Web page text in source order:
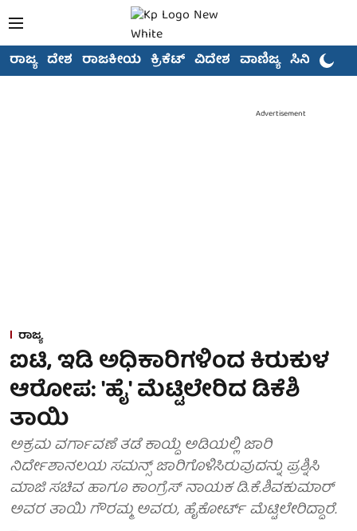
ರಾಜ್ಯ ದೇಶ ರಾಜಕೀಯ ಕ್ರಿಕೆಟ್ ವಿದೇಶ ವಾಣಿಜ್ಯ ಸಿನಿಮಾ
Advertisement
ರಾಜ್ಯ
ಐಟಿ, ಇಡಿ ಅಧಿಕಾರಿಗಳಿಂದ ಕಿರುಕುಳ
ಆರೋಪ: 'ಹೈ' ಮೆಟ್ಟಿಲೇರಿದ ಡಿಕೆಶಿ
ತಾಯಿ
ಅಕ್ರಮ ವರ್ಗಾವಣೆ ತಡೆ ಕಾಯ್ದೆ ಅಡಿಯಲ್ಲಿ ಜಾರಿ
ನಿರ್ದೇಶಾನಲಯ ಸಮನ್ಸ್ ಜಾರಿಗೊಳಿಸಿರುವುದನ್ನು ಪ್ರಶ್ನಿಸಿ
ಮಾಜಿ ಸಚಿವ ಹಾಗೂ ಕಾಂಗ್ರೆಸ್ ನಾಯಕ ಡಿ.ಕೆ.ಶಿವಕುಮಾರ್
ಅವರ ತಾಯಿ ಗೌರಮ್ಮ ಅವರು, ಹೈಕೋರ್ಟ್ ಮೆಟ್ಟಿಲೇರಿದ್ದಾರೆ.